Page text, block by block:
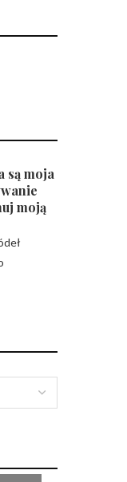
są moja
moją